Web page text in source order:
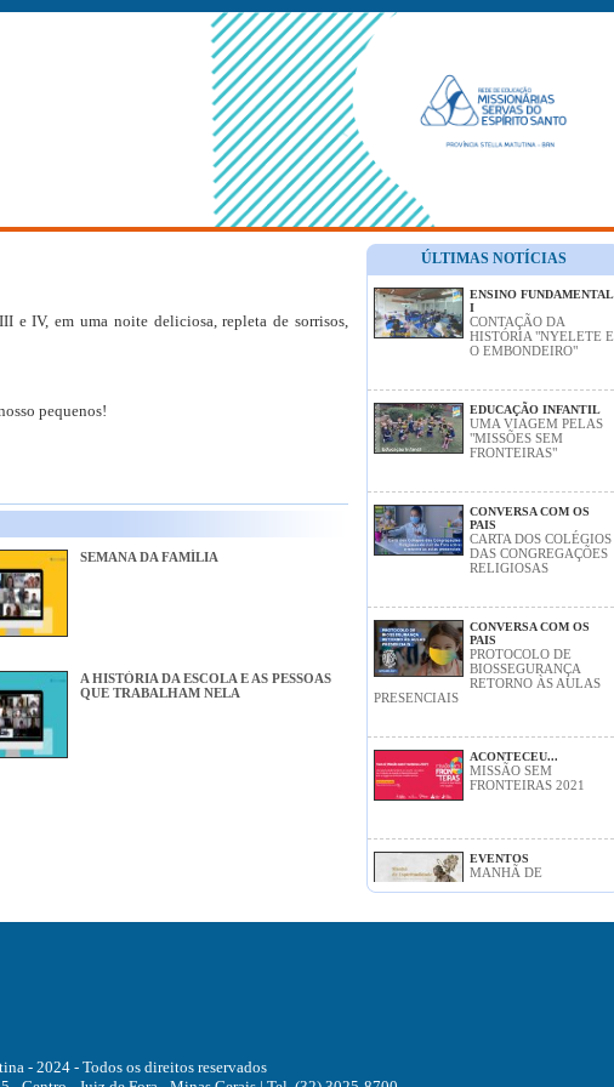
e IV, em uma noite deliciosa, repleta de sorrisos,
pequenos!
SEMANA DA FAMÍLIA
A HISTÓRIA DA ESCOLA E AS PESSOAS
QUE TRABALHAM NELA
ÚLTIMAS NOTÍCIAS
ENSINO FUNDAMENTAL
I
CONTAÇÃO DA
HISTÓRIA "NYELETE E
O EMBONDEIRO"
EDUCAÇÃO INFANTIL
UMA VIAGEM PELAS
"MISSÕES SEM
FRONTEIRAS"
CONVERSA COM OS
PAIS
CARTA DOS COLÉGIOS
DAS CONGREGAÇÕES
RELIGIOSAS
CONVERSA COM OS
PAIS
PROTOCOLO DE
BIOSSEGURANÇA
RETORNO ÀS AULAS
PRESENCIAIS
ACONTECEU...
MISSÃO SEM
FRONTEIRAS 2021
EVENTOS
MANHÃ DE
- 2024 - Todos os direitos reservados